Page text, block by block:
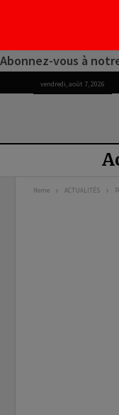
Abonnez-vous à
vendredi, août 7, 2026
Home ACTUALITÉS